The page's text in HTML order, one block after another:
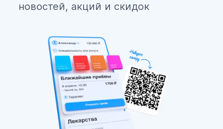
новостей, акций и скидок